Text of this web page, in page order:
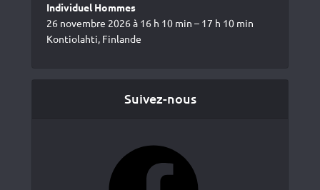
Individuel Hommes
26 novembre 2026 à 16 h 10 min – 17 h 10 min
Kontiolahti, Finlande
Suivez-nous